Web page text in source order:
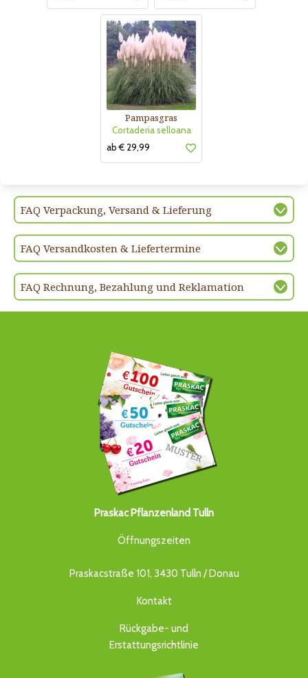
Pampasgras
Cortaderia selloana
ab € 29,99
FAQ Verpackung, Versand & Lieferung
FAQ Versandkosten & Liefertermine
FAQ Rechnung, Bezahlung und Reklamation
Praskac Pflanzenland Tulln
Öffnungszeiten
Praskacstraße 101, 3430 Tulln / Donau
Kontakt
Rückgabe- und
Erstattungsrichtlinie